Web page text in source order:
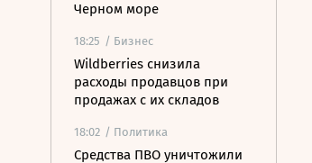
Черном море
18:25 / Бизнес
Wildberries снизила
расходы продавцов при
продажах с их складов
18:02 / Политика
Средства ПВО уничтожили